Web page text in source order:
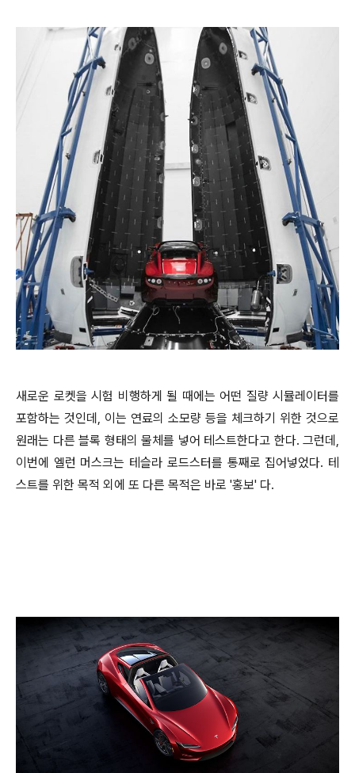
새로운 로켓을 시험 비행하게 될 때에는 어떤 질량 시뮬레이터를
포함하는 것인데, 이는 연료의 소모량 등을 체크하기 위한 것으로
원래는 다른 블록 형태의 물체를 넣어 테스트한다고 한다. 그런데,
이번에 엘런 머스크는 테슬라 로드스터를 통째로 집어넣었다. 테
스트를 위한 목적 외에 또 다른 목적은 바로 '홍보' 다.